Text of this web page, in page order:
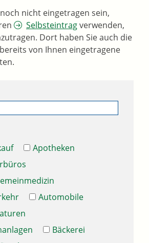
nicht eingetragen sein,
Selbsteintragverwenden,
Dort haben Sie auch die
von Ihnen eingetragene
Apotheken
Automobile
Bäckerei